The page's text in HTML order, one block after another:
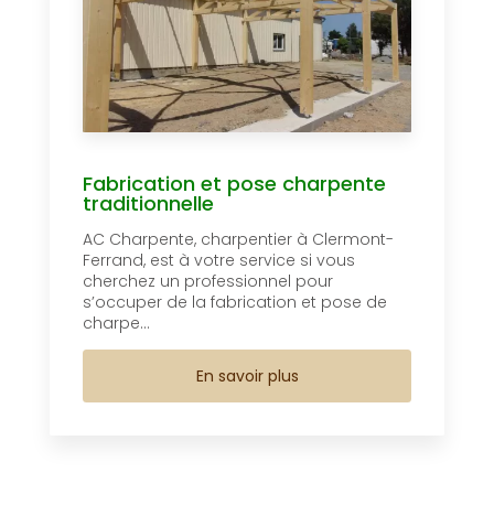
Fabrication et pose charpente
traditionnelle
AC Charpente, charpentier à Clermont-
Ferrand, est à votre service si vous
cherchez un professionnel pour
s’occuper de la fabrication et pose de
charpe...
En savoir plus